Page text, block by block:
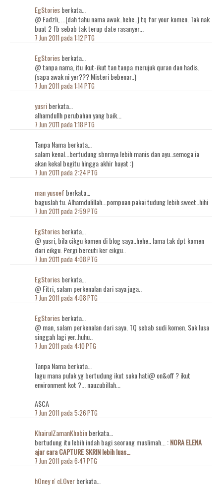
EgStoriesberkata…
@ Fadzli, ...(dah tahu nama awak..hehe..) tq for your komen. Tak nak
buat 2 fb sebab tak terup date rasanyer...
7 Jun 2011 pada 1:12 PTG
EgStoriesberkata…
@ tanpa nama, itu ikut-ikut tan tanpa merujuk quran dan hadis.
(sapa awak ni yer??? Misteri bebenar..)
7 Jun 2011 pada 1:14 PTG
yusriberkata…
alhamdullh perubahan yang baik...
7 Jun 2011 pada 1:18 PTG
Tanpa Nama berkata…
salam kenal...bertudung sbnrnya lebih manis dan ayu..semoga ia
akan kekal begitu hingga akhir hayat :)
7 Jun 2011 pada 2:24 PTG
man yusoef berkata…
baguslah tu. Alhamdulillah...pompuan pakai tudung lebih sweet..hihi
7 Jun 2011 pada 2:59 PTG
EgStoriesberkata…
@ yusri, bila cikgu komen di blog saya..hehe.. lama tak dpt komen
dari cikgu. Pergi bercuti ker cikgu..
7 Jun 2011 pada 4:08 PTG
EgStoriesberkata…
@ Fitri, salam perkenalan dari saya juga..
7 Jun 2011 pada 4:08 PTG
EgStoriesberkata…
@ man, salam perkenalan dari saya. TQ sebab sudi komen. Sok lusa
singgah lagi yer..huhu..
7 Jun 2011 pada 4:10 PTG
Tanpa Nama berkata…
lagu mana pulak yg bertudung ikut suka hati@ on&off ? ikut
environment kot ?... nauzubillah...
ASCA
7 Jun 2011 pada 5:26 PTG
KhairulZamanKhobinberkata…
bertudung itu lebih indah bagi seorang muslimah... :NORA ELENA
ajar cara CAPTURE SKRIN lebih luas…
7 Jun 2011 pada 6:47 PTG
hOney n' cLOverberkata…